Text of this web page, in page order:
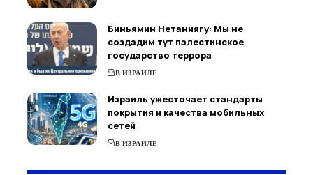
Биньямин Нетаниягу: Мы не
создадим тут палестинское
государство террора
В ИЗРАИЛЕ
Израиль ужесточает стандарты
покрытия и качества мобильных
сетей
В ИЗРАИЛЕ